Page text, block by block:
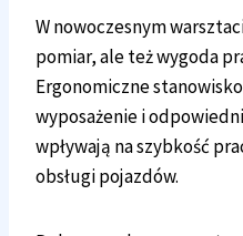
W nowoczesnym
pomiar, ale też wygoda
Ergonomiczne
wyposażenie i
wpływają na szybkość
obsługi pojazdów.